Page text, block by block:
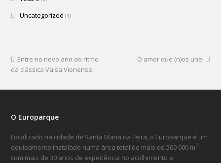
Uncategorized (1)
Entre no novo ano ao ritmo
da clássica Valsa Vienense
O amor que (n)os une!
O Europarque
Localizado na cidade de Santa Maria da Feira, o Europarque é um
equipamento instalado numa área total de mais de 500 000 m2
com mais de 30 anos de experiência no acolhimento e